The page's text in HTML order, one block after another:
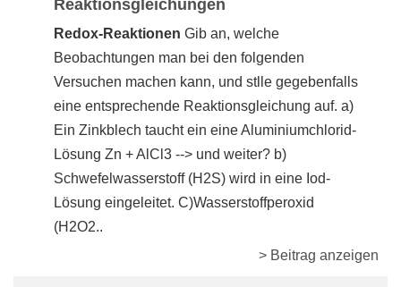
Reaktionsgleichungen
Redox-Reaktionen Gib an, welche
Beobachtungen man bei den folgenden
Versuchen machen kann, und stlle gegebenfalls
eine entsprechende Reaktionsgleichung auf. a)
Ein Zinkblech taucht ein eine Aluminiumchlorid-
Lösung Zn + AlCl3 --> und weiter? b)
Schwefelwasserstoff (H2S) wird in eine Iod-
Lösung eingeleitet. C)Wasserstoffperoxid
(H2O2..
> Beitrag anzeigen